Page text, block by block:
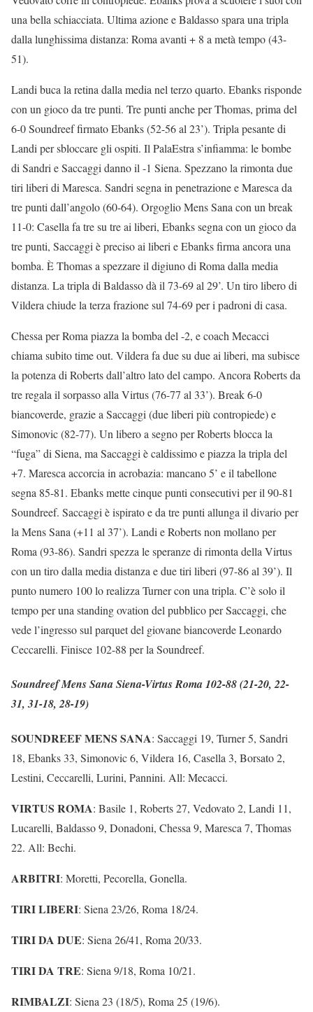
una bella schiacciata. Ultima azione e Baldasso spara una tripla
dalla lunghissima distanza: Roma avanti + 8 a metà tempo (43-
51).
Landi buca la retina dalla media nel terzo quarto. Ebanks risponde
con un gioco da tre punti. Tre punti anche per Thomas, prima del
6-0 Soundreef firmato Ebanks (52-56 al 23’). Tripla pesante di
Landi per sbloccare gli ospiti. Il PalaEstra s’infiamma: le bombe
di Sandri e Saccaggi danno il -1 Siena. Spezzano la rimonta due
tiri liberi di Maresca. Sandri segna in penetrazione e Maresca da
tre punti dall’angolo (60-64). Orgoglio Mens Sana con un break
11-0: Casella fa tre su tre ai liberi, Ebanks segna con un gioco da
tre punti, Saccaggi è preciso ai liberi e Ebanks firma ancora una
bomba. È Thomas a spezzare il digiuno di Roma dalla media
distanza. La tripla di Baldasso dà il 73-69 al 29’. Un tiro libero di
Vildera chiude la terza frazione sul 74-69 per i padroni di casa.
Chessa per Roma piazza la bomba del -2, e coach Mecacci
chiama subito time out. Vildera fa due su due ai liberi, ma subisce
la potenza di Roberts dall’altro lato del campo. Ancora Roberts da
tre regala il sorpasso alla Virtus (76-77 al 33’). Break 6-0
biancoverde, grazie a Saccaggi (due liberi più contropiede) e
Simonovic (82-77). Un libero a segno per Roberts blocca la
“fuga” di Siena, ma Saccaggi è caldissimo e piazza la tripla del
+7. Maresca accorcia in acrobazia: mancano 5’ e il tabellone
segna 85-81. Ebanks mette cinque punti consecutivi per il 90-81
Soundreef. Saccaggi è ispirato e da tre punti allunga il divario per
la Mens Sana (+11 al 37’). Landi e Roberts non mollano per
Roma (93-86). Sandri spezza le speranze di rimonta della Virtus
con un tiro dalla media distanza e due tiri liberi (97-86 al 39’). Il
punto numero 100 lo realizza Turner con una tripla. C’è solo il
tempo per una standing ovation del pubblico per Saccaggi, che
vede l’ingresso sul parquet del giovane biancoverde Leonardo
Ceccarelli. Finisce 102-88 per la Soundreef.
Soundreef Mens Sana Siena-Virtus Roma 102-88 (21-20, 22-
31, 31-18, 28-19)
SOUNDREEF MENS SANA: Saccaggi 19, Turner 5, Sandri
18, Ebanks 33, Simonovic 6, Vildera 16, Casella 3, Borsato 2,
Lestini, Ceccarelli, Lurini, Pannini. All: Mecacci.
VIRTUS ROMA: Basile 1, Roberts 27, Vedovato 2, Landi 11,
Lucarelli, Baldasso 9, Donadoni, Chessa 9, Maresca 7, Thomas
22. All: Bechi.
ARBITRI: Moretti, Pecorella, Gonella.
TIRI LIBERI: Siena 23/26, Roma 18/24.
TIRI DA DUE: Siena 26/41, Roma 20/33.
TIRI DA TRE: Siena 9/18, Roma 10/21.
RIMBALZI: Siena 23 (18/5), Roma 25 (19/6).